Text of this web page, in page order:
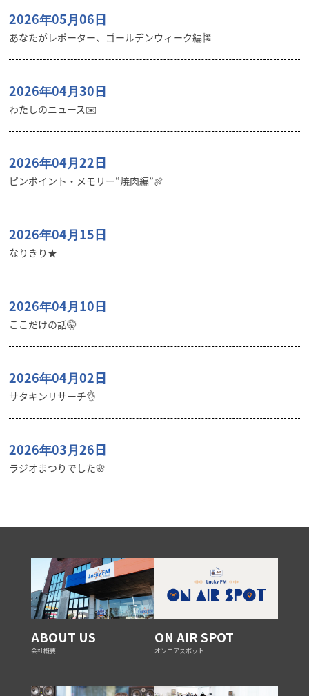
2026年05月06日
あなたがレポーター、ゴールデンウィーク編🎏
2026年04月30日
わたしのニュース✉️
2026年04月22日
ピンポイント・メモリー“焼肉編”🍖
2026年04月15日
なりきり★
2026年04月10日
ここだけの話🤫
2026年04月02日
サタキンリサーチ👌
2026年03月26日
ラジオまつりでした🌸
ABOUT US
会社概要
ON AIR SPOT
オンエアスポット